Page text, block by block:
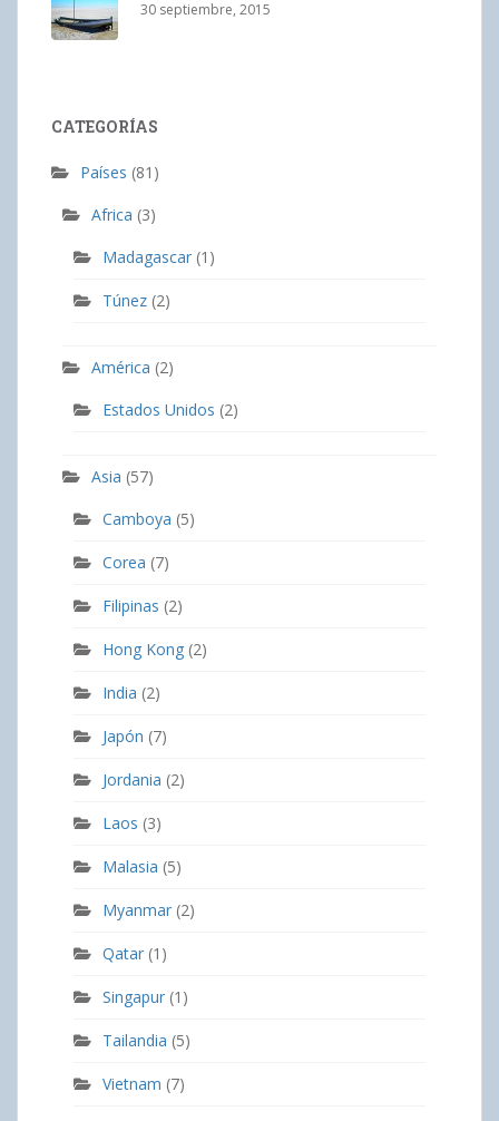
30 septiembre, 2015
CATEGORÍAS
Países (81)
Africa (3)
Madagascar (1)
Túnez (2)
América (2)
Estados Unidos (2)
Asia (57)
Camboya (5)
Corea (7)
Filipinas (2)
Hong Kong (2)
India (2)
Japón (7)
Jordania (2)
Laos (3)
Malasia (5)
Myanmar (2)
Qatar (1)
Singapur (1)
Tailandia (5)
Vietnam (7)